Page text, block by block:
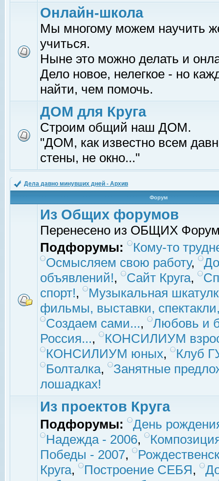
Онлайн-школа
Мы многому можем научить
учиться.
Ныне это можно делать и
Дело новое, нелегкое - но
найти, чем помочь.
ДОМ для Круга
Строим общий наш ДОМ.
"ДОМ, как известно всем
стены, не окно..."
Дела давно минувших дней - Архив
Форум
Из Общих форумов
Перенесено из ОБЩИХ
Подфорумы:
Кому-то
Осмысляем свою работу,
объявлений!, Сайт Круга,
спорт!,
Музыкальная
фильмы, выставки,
Создаем сами...,
Любовь и
Россия...,
КОНСИЛИУМ
КОНСИЛИУМ юных,
Клуб
Болталка,
Занятные
лошадках!
Из проектов Круга
Подфорумы:
День
Надежда - 2006,
Победы - 2007,
Круга, Построение СЕБЯ,